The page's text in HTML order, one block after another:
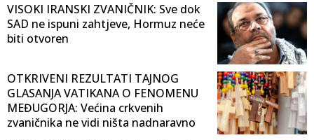
VISOKI IRANSKI ZVANIČNIK: Sve dok
SAD ne ispuni zahtjeve, Hormuz neće
biti otvoren
OTKRIVENI REZULTATI TAJNOG
GLASANJA VATIKANA O FENOMENU
MEĐUGORJA: Većina crkvenih
zvaničnika ne vidi ništa nadnaravno